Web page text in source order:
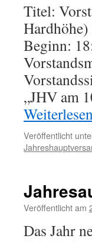
Titel:
Beginn:
„JHV am
Veröffentlicht
Veröffentlicht am
Das Jahr